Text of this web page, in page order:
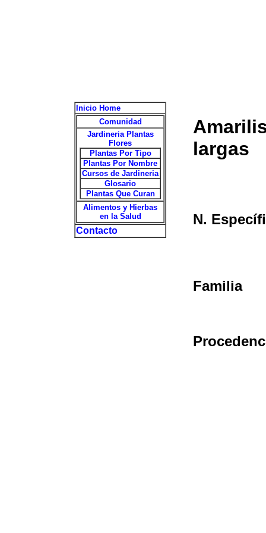
Inicio Home
Comunidad
Jardineria Plantas
Flores
Plantas Por Tipo
Plantas Por Nombre
Cursos de Jardineria
Glosario
Plantas Que Curan
Alimentos y Hierbas
en la Salud
Contacto
largas
N.
Familia